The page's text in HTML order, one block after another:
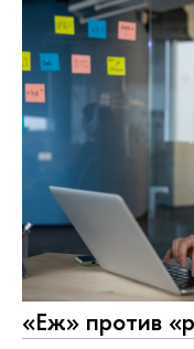
«Еж» против